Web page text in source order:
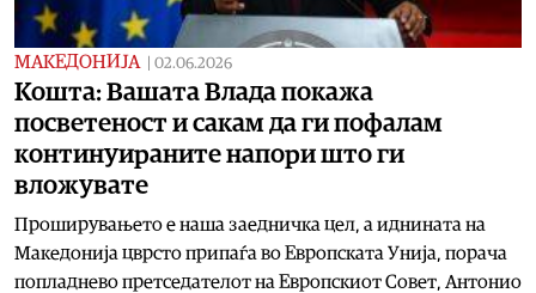
МАКЕДОНИЈА 02.06.2026
Кошта: Вашата Влада покажа
посветеност и сакам да ги пофалам
континуираните напори што ги
вложувате
Проширувањето е наша заедничка цел, а иднината на
Македонија цврсто припаѓа во Европската Унија, порача
попладнево претседателот на Европскиот Совет, Антонио